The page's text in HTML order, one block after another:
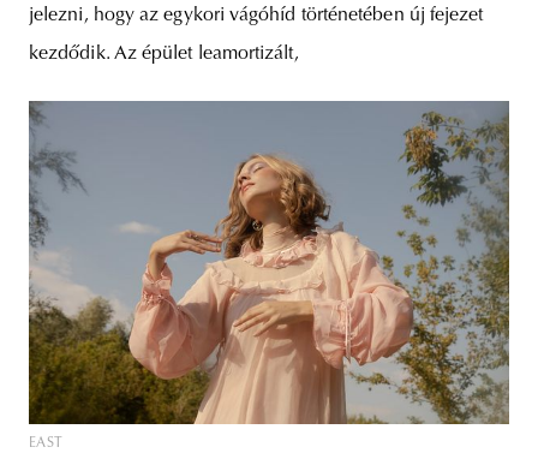
jelezni, hogy az egykori vágóhíd történetében új fejezet
kezdődik. Az épület leamortizált,
EAST